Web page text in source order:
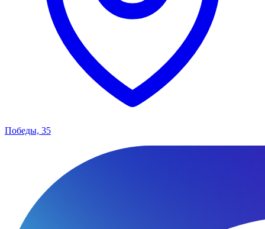
Победы, 35